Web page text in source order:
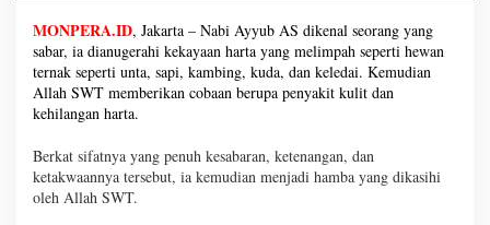
MONPERA.ID, Jakarta – Nabi Ayyub AS dikenal seorang yang
sabar, ia dianugerahi kekayaan harta yang melimpah seperti hewan
ternak seperti unta, sapi, kambing, kuda, dan keledai. Kemudian
Allah SWT memberikan cobaan berupa penyakit kulit dan
kehilangan harta.
Berkat sifatnya yang penuh kesabaran, ketenangan, dan
ketakwaannya tersebut, ia kemudian menjadi hamba yang dikasihi
oleh Allah SWT.